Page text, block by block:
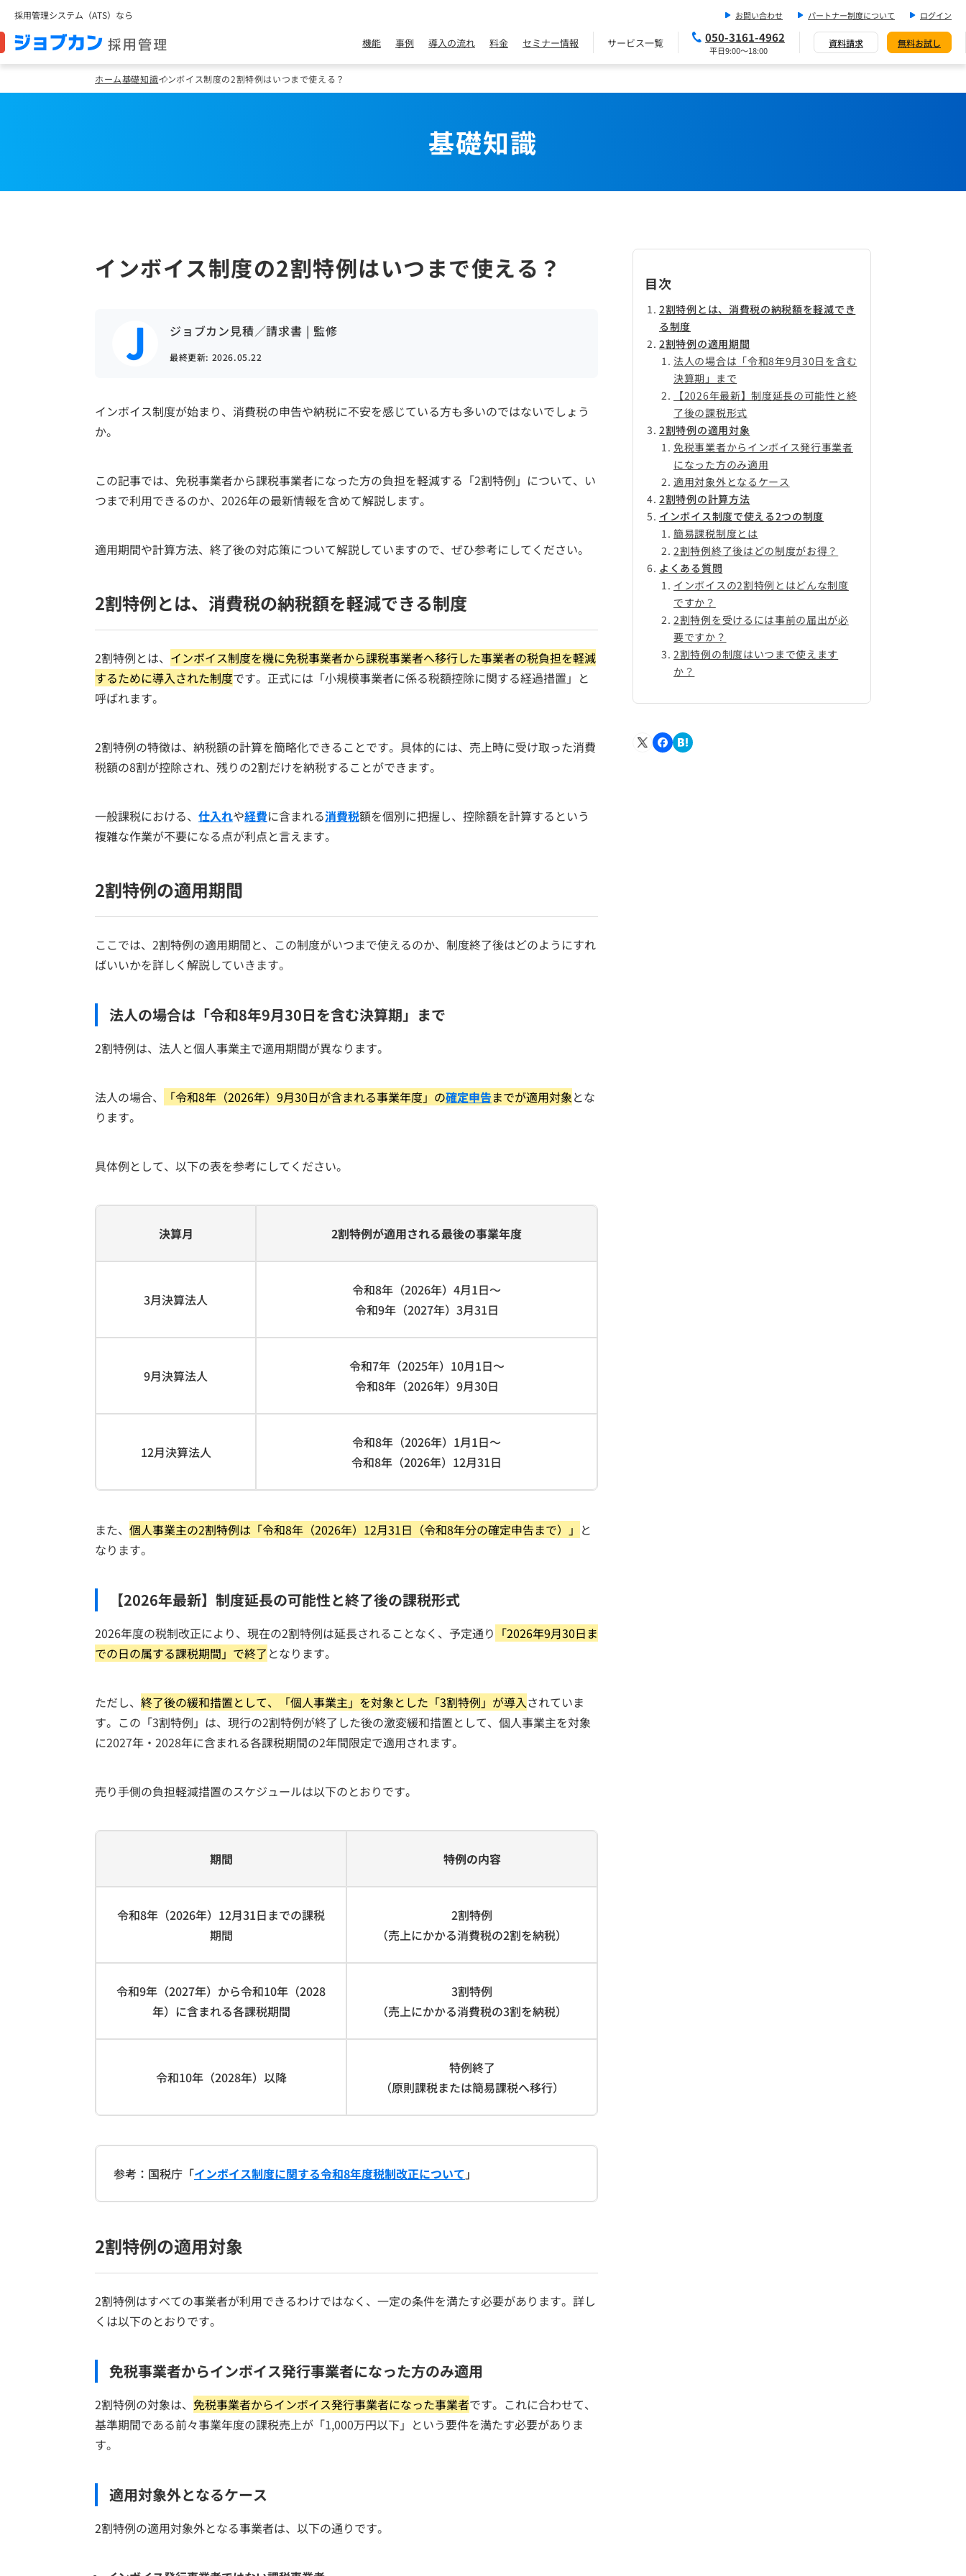
採用管理システム（ATS）なら お問い合わせ パートナー制度について ログイン
機能 事例 導入の流れ 料金 セミナー情報 サービス一覧 050-3161-4962
平日9:00～18:00
資料請求 無料お試し
ホーム基礎知識インボイス制度の2割特例はいつまで使える？
基礎知識
インボイス制度の2割特例はいつまで使える？
ジョブカン見積／請求書 | 監修
最終更新: 2026.05.22
インボイス制度が始まり、消費税の申告や納税に不安を感じている方も多いのではないでしょう
か。
この記事では、免税事業者から課税事業者になった方の負担を軽減する「2割特例」について、い
つまで利用できるのか、2026年の最新情報を含めて解説します。
適用期間や計算方法、終了後の対応策について解説していますので、ぜひ参考にしてください。
2割特例とは、消費税の納税額を軽減できる制度
2割特例とは、 インボイス制度を機に免税事業者から課税事業者へ移行した事業者の税負担を軽減
するために導入された制度です。正式には「小規模事業者に係る税額控除に関する経過措置」と
呼ばれます。
2割特例の特徴は、納税額の計算を簡略化できることです。具体的には、売上時に受け取った消費
税額の8割が控除され、残りの2割だけを納税することができます。
一般課税における、 仕入れや経費に含まれる消費税額を個別に把握し、控除額を計算するという
複雑な作業が不要になる点が利点と言えます。
2割特例の適用期間
ここでは、2割特例の適用期間と、この制度がいつまで使えるのか、制度終了後はどのようにすれ
ばいいかを詳しく解説していきます。
法人の場合は「令和8年9月30日を含む決算期」まで
2割特例は、法人と個人事業主で適用期間が異なります。
法人の場合、 「令和8年（2026年）9月30日が含まれる事業年度」の確定申告までが適用対象とな
ります。
具体例として、以下の表を参考にしてください。
決算月 2割特例が適用される最後の事業年度
3月決算法人
令和8年（2026年）4月1日～
令和9年（2027年）3月31日
9月決算法人
令和7年（2025年）10月1日～
令和8年（2026年）9月30日
12月決算法人
令和8年（2026年）1月1日～
令和8年（2026年）12月31日
また、 個人事業主の2割特例は「令和8年（2026年）12月31日（令和8年分の確定申告まで）」 と
なります。
【2026年最新】制度延長の可能性と終了後の課税形式
2026年度の税制改正により、現在の2割特例は延長されることなく、予定通り 「2026年9月30日ま
での日の属する課税期間」で終了 となります。
ただし、 終了後の緩和措置として、「個人事業主」を対象とした「3割特例」が導入されていま
す。この「3割特例」は、現行の2割特例が終了した後の激変緩和措置として、個人事業主を対象
に2027年・2028年に含まれる各課税期間の2年間限定で適用されます。
売り手側の負担軽減措置のスケジュールは以下のとおりです。
期間 特例の内容
令和8年（2026年）12月31日までの課税
期間
2割特例
（売上にかかる消費税の2割を納税）
令和9年（2027年）から令和10年（2028
年）に含まれる各課税期間
3割特例
（売上にかかる消費税の3割を納税）
令和10年（2028年）以降
特例終了
（原則課税または簡易課税へ移行）
参考：国税庁「インボイス制度に関する令和8年度税制改正について 」
2割特例の適用対象
2割特例はすべての事業者が利用できるわけではなく、一定の条件を満たす必要があります。詳し
くは以下のとおりです。
免税事業者からインボイス発行事業者になった方のみ適用
2割特例の対象は、 免税事業者からインボイス発行事業者になった事業者です。これに合わせて、
基準期間である前々事業年度の課税売上が「1,000万円以下」という要件を満たす必要がありま
す。
適用対象外となるケース
2割特例の適用対象外となる事業者は、以下の通りです。
目次
2割特例とは、消費税の納税額を軽減でき
る制度
2割特例の適用期間
法人の場合は「令和8年9月30日を含む
決算期」まで
【2026年最新】制度延長の可能性と終
了後の課税形式
2割特例の適用対象
免税事業者からインボイス発行事業者
になった方のみ適用
適用対象外となるケース
2割特例の計算方法
インボイス制度で使える2つの制度
簡易課税制度とは
2割特例終了後はどの制度がお得？
よくある質問
インボイスの2割特例とはどんな制度
ですか？
2割特例を受けるには事前の届出が必
要ですか？
2割特例の制度はいつまで使えます
か？